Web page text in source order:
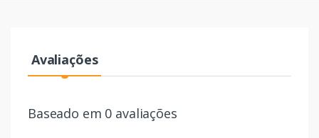
Avaliações
Baseado em 0 avaliações